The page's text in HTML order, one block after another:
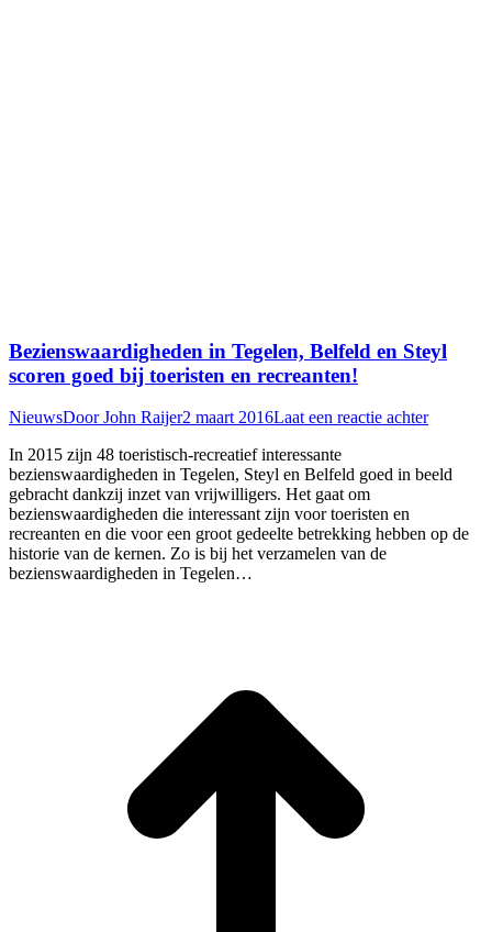
Bezienswaardigheden in Tegelen, Belfeld en Steyl
scoren goed bij toeristen en recreanten!
NieuwsDoorJohn Raijer2 maart 2016Laat een reactie achter
In 2015 zijn 48 toeristisch-recreatief interessante
bezienswaardigheden in Tegelen, Steyl en Belfeld goed in beeld
gebracht dankzij inzet van vrijwilligers. Het gaat om
bezienswaardigheden die interessant zijn voor toeristen en
recreanten en die voor een groot gedeelte betrekking hebben op de
historie van de kernen. Zo is bij het verzamelen van de
bezienswaardigheden in Tegelen…